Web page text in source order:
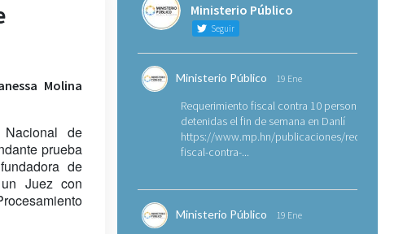
Molina
de
prueba
de
Juez con
Ministerio Público
Seguir
Ministerio Público 19 Ene
Requerimiento fiscal contra 10 personas
detenidas el fin de semana en Danlí
https://www.mp.hn/publicaciones/
fiscal-contra-...
Ministerio Público 19 Ene